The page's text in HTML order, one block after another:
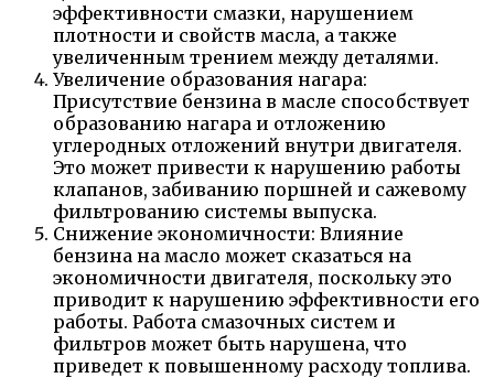
эффективности смазки, нарушением
плотности и свойств масла, а также
увеличенным трением между деталями.
Увеличение образования нагара:
Присутствие бензина в масле способствует
образованию нагара и отложению
углеродных отложений внутри двигателя.
Это может привести к нарушению работы
клапанов, забиванию поршней и сажевому
фильтрованию системы выпуска.
Снижение экономичности: Влияние
бензина на масло может сказаться на
экономичности двигателя, поскольку это
приводит к нарушению эффективности его
работы. Работа смазочных систем и
фильтров может быть нарушена, что
приведет к повышенному расходу топлива.